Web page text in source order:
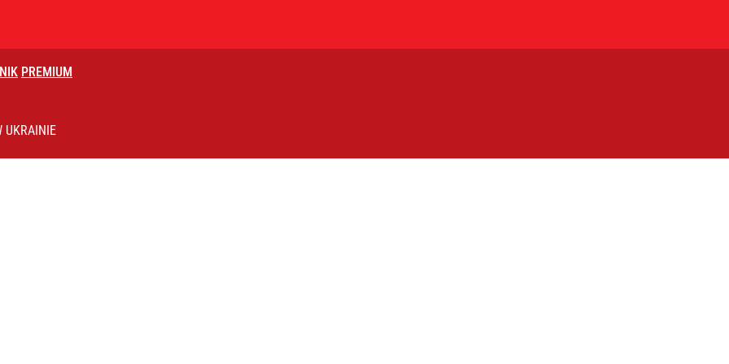
PREMIUM
wciągnąć Polskę do konfliktu”
UKRAINIE